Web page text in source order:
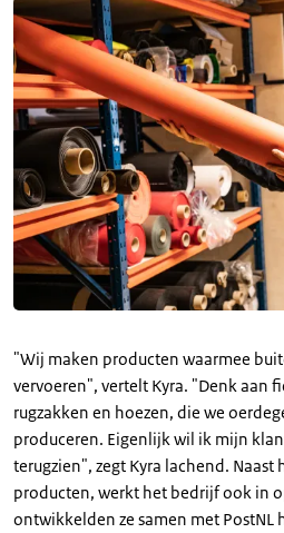
"Wij maken producten waarmee
vervoeren", vertelt Kyra. "Denk aan
rugzakken en hoezen, die we
produceren. Eigenlijk wil ik mijn
terugzien", zegt Kyra lachend. Naast
producten, werkt het bedrijf ook in
ontwikkelden ze samen met PostNL